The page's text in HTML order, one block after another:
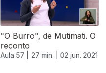
"O Burro", de Mutimati. O
reconto
Aula 57 | 27 min. | 02 jun. 2021